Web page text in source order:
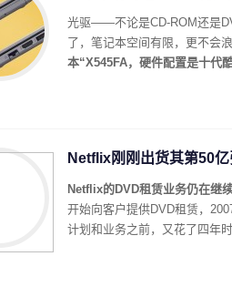
光驱——不论是CD-ROM还是
了，笔记本空间有限，更不会浪
本“X545FA，硬件配置是十代
Netflix刚刚出货其第50
Netflix的DVD租赁业务仍在继
开始向客户提供DVD租赁，
计划和业务之前，又花了四年时